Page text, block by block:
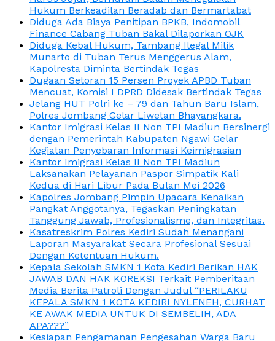
Hukum Berkeadilan Beradab dan Bermartabat
Diduga Ada Biaya Penitipan BPKB, Indomobil
Finance Cabang Tuban Bakal Dilaporkan OJK
Diduga Kebal Hukum, Tambang Ilegal Milik
Munarto di Tuban Terus Menggerus Alam,
Kapolresta Diminta Bertindak Tegas
Dugaan Setoran 15 Persen Proyek APBD Tuban
Mencuat, Komisi I DPRD Didesak Bertindak Tegas
Jelang HUT Polri ke – 79 dan Tahun Baru Islam,
Polres Jombang Gelar Liwetan Bhayangkara.
Kantor Imigrasi Kelas II Non TPI Madiun Bersinergi
dengan Pemerintah Kabupaten Ngawi Gelar
Kegiatan Penyebaran Informasi Keimigrasian
Kantor Imigrasi Kelas II Non TPI Madiun
Laksanakan Pelayanan Paspor Simpatik Kali
Kedua di Hari Libur Pada Bulan Mei 2026
Kapolres Jombang Pimpin Upacara Kenaikan
Pangkat Anggotanya, Tegaskan Peningkatan
Tanggung Jawab, Profesionalisme, dan Integritas.
Kasatreskrim Polres Kediri Sudah Menangani
Laporan Masyarakat Secara Profesional Sesuai
Dengan Ketentuan Hukum.
Kepala Sekolah SMKN 1 Kota Kediri Berikan HAK
JAWAB DAN HAK KOREKSI Terkait Pemberitaan
Media Berita Patroli Dengan Judul “PERILAKU
KEPALA SMKN 1 KOTA KEDIRI NYLENEH, CURHAT
KE AWAK MEDIA UNTUK DI SEMBELIH, ADA
APA???”
Kesiapan Pengamanan Pengesahan Warga Baru